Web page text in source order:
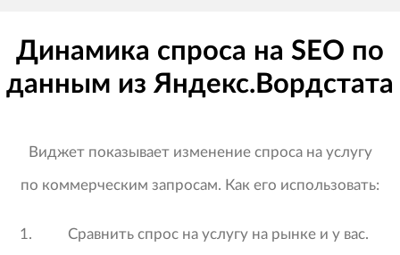
Динамика спроса на SEO по
данным из Яндекс.Вордстата
Виджет показывает изменение спроса на услугу
по коммерческим запросам. Как его использовать:
Сравнить спрос на услугу на рынке и у вас.